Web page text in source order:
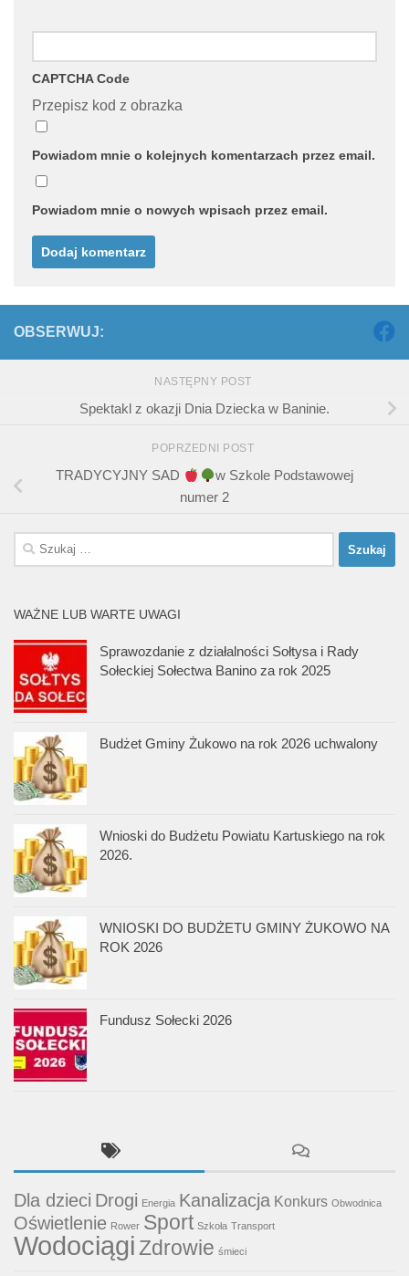
CAPTCHA Code
Przepisz kod z obrazka
Powiadom mnie o kolejnych komentarzach przez email.
Powiadom mnie o nowych wpisach przez email.
OBSERWUJ:
NASTĘPNY POST
Spektakl z okazji Dnia Dziecka w Baninie.
POPRZEDNI POST
TRADYCYJNY SAD
w Szkole Podstawowej
numer 2
Szukaj:
WAŻNE LUB WARTE UWAGI
Sprawozdanie z działalności Sołtysa i Rady
Sołeckiej Sołectwa Banino za rok 2025
Budżet Gminy Żukowo na rok 2026 uchwalony
Wnioski do Budżetu Powiatu Kartuskiego na rok
2026.
WNIOSKI DO BUDŻETU GMINY ŻUKOWO NA
ROK 2026
Fundusz Sołecki 2026
Dla dzieci Drogi Energia Kanalizacja Konkurs Obwodnica
Oświetlenie Rower Sport Szkoła Transport
WodociągiZdrowie śmieci